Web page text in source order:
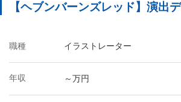
【ヘブンバーンズレッド】演出
職種 イラストレーター
年収 ～万円